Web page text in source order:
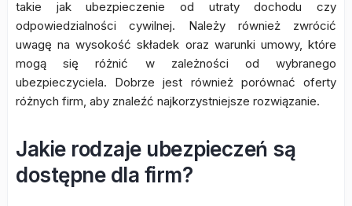
takie jak ubezpieczenie od utraty dochodu czy
odpowiedzialności cywilnej. Należy również zwrócić
uwagę na wysokość składek oraz warunki umowy, które
mogą się różnić w zależności od wybranego
ubezpieczyciela. Dobrze jest również porównać oferty
różnych firm, aby znaleźć najkorzystniejsze rozwiązanie.
Jakie rodzaje ubezpieczeń są
dostępne dla firm?